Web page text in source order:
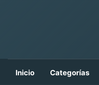
Inicio Categorías